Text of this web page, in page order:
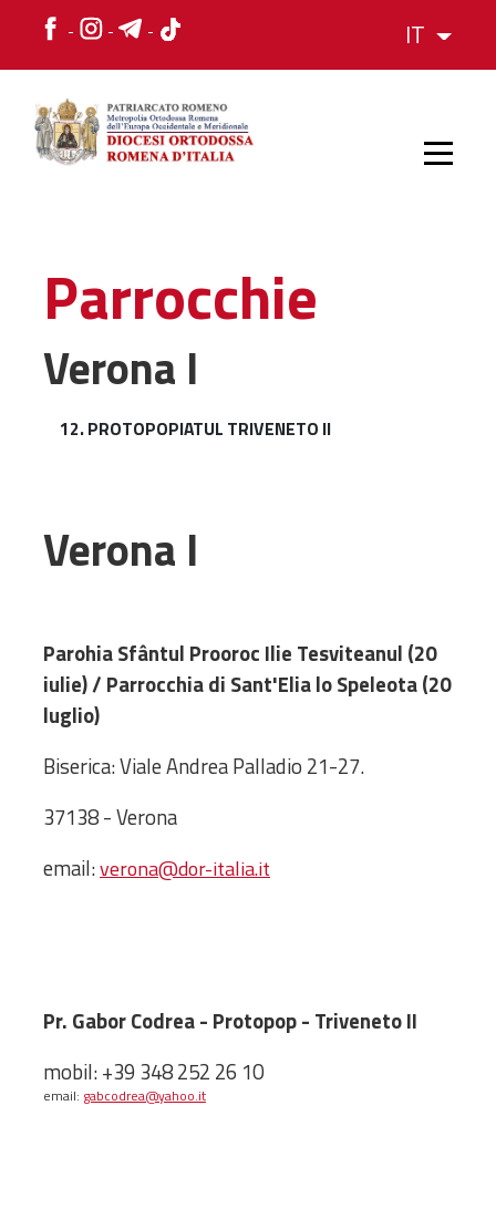
IT
STORIA
monumenti
Diaconie
Associazioni e
Cimiteri
RISORSE
RISORSE
Apostolia Italia
Risorse multimediali
Opinioni Ortodosse
Dalla vita
Parrocchie
Verona I
12. PROTOPOPIATUL TRIVENETO II
Verona I
Parohia Sfântul Prooroc Ilie Tesviteanul (20
iulie) / Parrocchia di Sant'Elia lo Speleota (20
luglio)
Biserica: Viale Andrea Palladio 21-27.
37138 - Verona
email:verona@dor-italia.it
Pr. Gabor Codrea - Protopop - Triveneto II
mobil: +39 348 252 26 10
email: gabcodrea@yahoo.it